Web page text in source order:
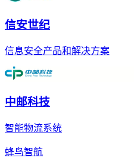
信安世纪
信息安全产品和解决方案
中邮科技
智能物流系统
蜂鸟智航